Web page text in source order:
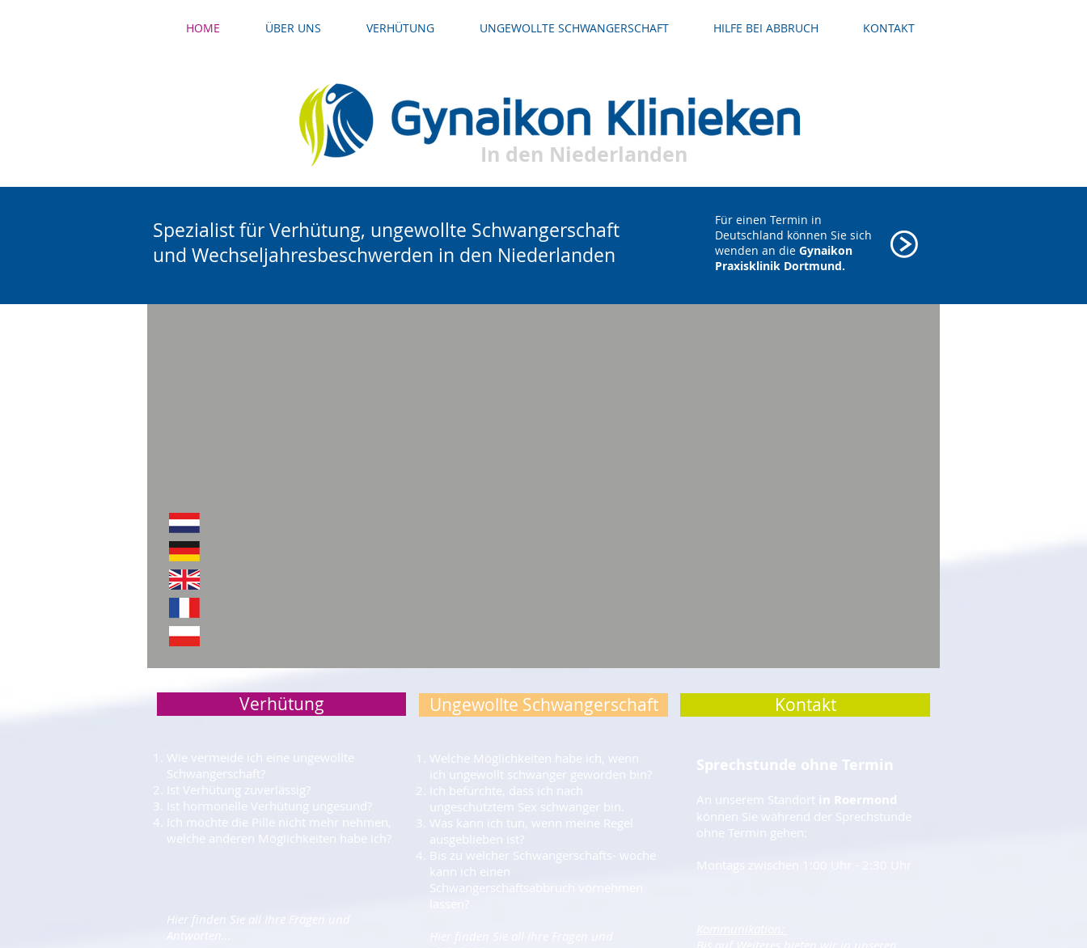
HOME ÜBER UNS VERHÜTUNG UNGEWOLLTE SCHWANGERSCHAFT HILFE BEI ABBRUCH KONTAKT
In den Niederlanden
Spezialist für Verhütung, ungewollte Schwangerschaft
und Wechseljahresbeschwerden in den Niederlanden
Für einen Termin in
Deutschland können Sie sich
wenden an die Gynaikon
Praxisklinik Dortmund.
Verhütung
Wie vermeide ich eine ungewollte
Schwangerschaft?
Ist Verhütung zuverlässig?
Ist hormonelle Verhütung ungesund?
Ich möchte die Pille nicht mehr nehmen,
welche anderen Möglichkeiten habe ich?
Hier finden Sie all Ihre Fragen und
Antworten...
Ungewollte Schwangerschaft
Welche Möglichkeiten habe ich, wenn
ich ungewollt schwanger geworden bin?
Ich befürchte, dass ich nach
ungeschütztem Sex schwanger bin.
Was kann ich tun, wenn meine Regel
ausgeblieben ist?
Bis zu welcher Schwangerschafts- woche
kann ich einen
Schwangerschaftsabbruch vornehmen
Kontakt
Sprechstunde ohne Termin
An unserem Standort in Roermond
können Sie während der Sprechstunde
ohne Termin gehen:
Montags zwischen 1:00 Uhr - 2:30 Uhr